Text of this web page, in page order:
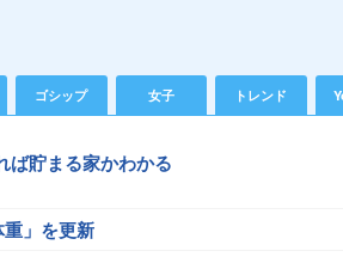
ゴシップ 女子 トレンド
ば貯まる家かわかる
」を更新